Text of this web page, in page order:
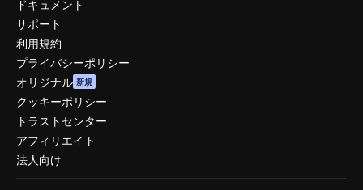
ドキュメント
サポート
利用規約
プライバシーポリシー
オリジナル 新規
クッキーポリシー
トラストセンター
アフィリエイト
法人向け